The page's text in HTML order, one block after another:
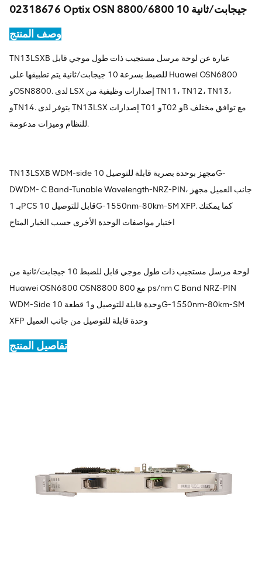
02318676 Optix OSN 8800/6800 10 جيجابت/ثانية
وصف المنتج
TN13LSXB عبارة عن لوحة مرسل مستجيب ذات طول موجي قابل
للضبط بسرعة 10 جيجابت/ثانية يتم تطبيقها على Huawei OSN6800
وOSN8800. لدى LSX إصدارات وظيفية من TN11، TN12، TN13،
وTN14. يتوفر لدى TN13LSX إصدارات T01 وT02 وB مع توافق مختلف
للنظام وميزات مدعومة.
TN13LSXB WDM-side مجهز بوحدة بصرية قابلة للتوصيل 10G-
DWDM- C Band-Tunable Wavelength-NRZ-PIN، جانب العميل مجهز
بـ 1PCS قابل للتوصيل 10G-1550nm-80km-SM XFP. كما يمكنك
اختيار مواصفات الوحدة الأخرى حسب الخيار المتاح
لوحة مرسل مستجيب ذات طول موجي قابل للضبط 10 جيجابت/ثانية من
Huawei OSN6800 OSN8800 مع 800 ps/nm C Band NRZ-PIN
WDM-Side وحدة قابلة للتوصيل و1 قطعة 10G-1550nm-80km-SM
XFP وحدة قابلة للتوصيل من جانب العميل
تفاصيل المنتج